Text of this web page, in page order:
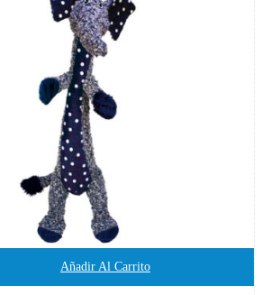
Añadir Al Carrito